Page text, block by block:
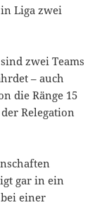
Liga zwei
zwei Teams
– auch
die Ränge 15
Relegation
gar in ein
einer